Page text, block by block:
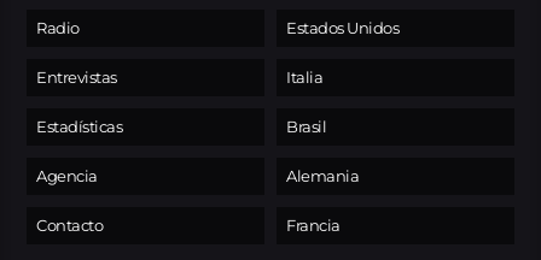
Radio
Entrevistas
Estadísticas
Agencia
Contacto
Estados Unidos
Italia
Brasil
Alemania
Francia